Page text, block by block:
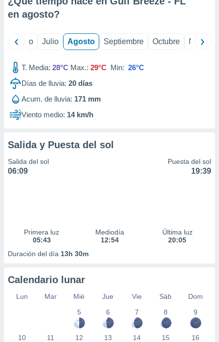
e
publicidad
publicidad
de
en agosto?
Junio Julio Agosto Septiembre Octubre
T. Media: 28°C Max.: 29°C Min: 26°C
Días de lluvia: 20 días
Acum. de lluvia: 171 mm
Viento medio: 14 km/h
Salida y Puesta del sol
Salida del sol
06:09
Puesta del sol
19:39
Primera luz
05:43
Mediodía
12:54
Última luz
20:05
Duración del día 13h 30m
Calendario lunar
Lun Mar Mié Jue Vie Sáb
Dom
5
6 7 8 9
10 11 12 13 14 15 16